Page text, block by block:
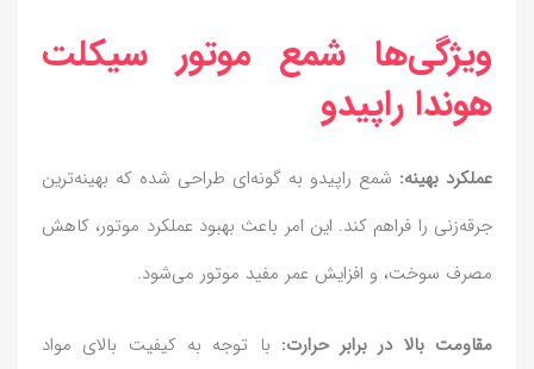
ویژگی‌ها شمع موتور سیکلت
هوندا راپیدو
عملکرد بهینه: شمع راپیدو به گونه‌ای طراحی شده که بهینه‌ترین
جرقه‌زنی را فراهم کند. این امر باعث بهبود عملکرد موتور، کاهش
مصرف سوخت، و افزایش عمر مفید موتور می‌شود.
مقاومت بالا در برابر حرارت: با توجه به کیفیت بالای مواد